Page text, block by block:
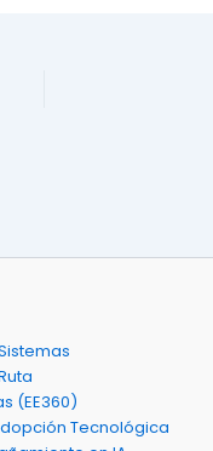
(EE360)
Tecnológica